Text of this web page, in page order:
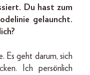
Du hast zum
gelauncht.
Es geht darum, sich
Ich persönlich